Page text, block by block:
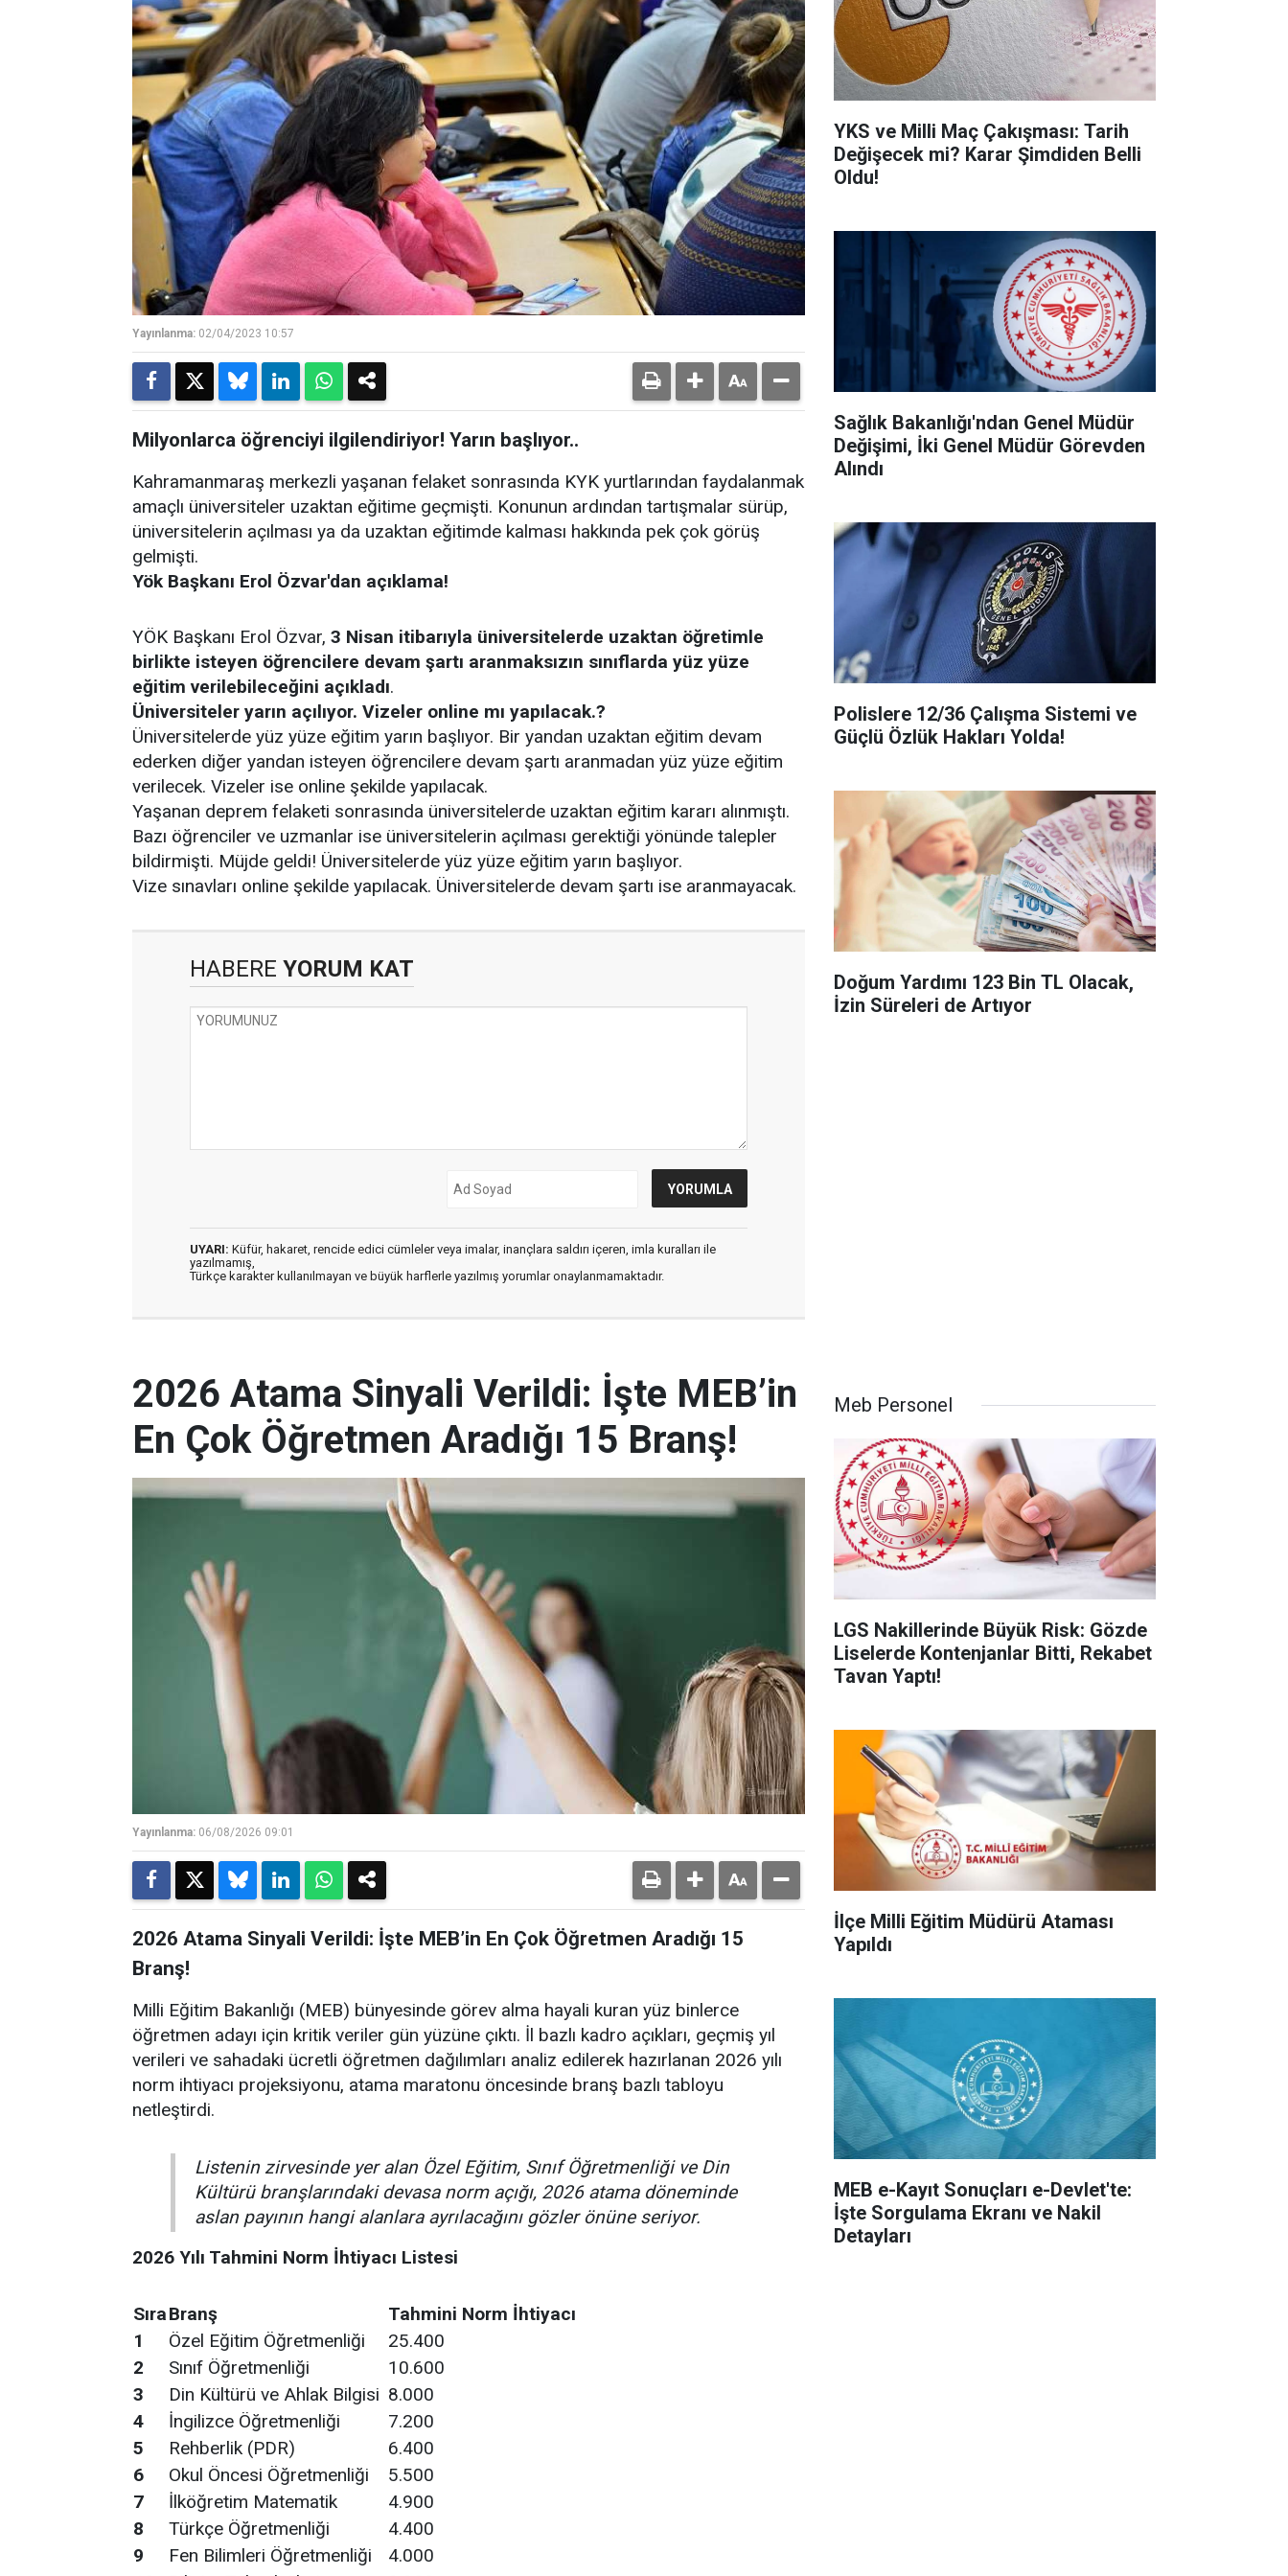
Yayınlanma: 02/04/2023 10:57
Milyonlarca öğrenciyi ilgilendiriyor! Yarın başlıyor..
Kahramanmaraş merkezli yaşanan felaket sonrasında KYK yurtlarından faydalanmak
amaçlı üniversiteler uzaktan eğitime geçmişti. Konunun ardından tartışmalar sürüp,
üniversitelerin açılması ya da uzaktan eğitimde kalması hakkında pek çok görüş
gelmişti.
Yök Başkanı Erol Özvar'dan açıklama!
YÖK Başkanı Erol Özvar, 3 Nisan itibarıyla üniversitelerde uzaktan öğretimle
birlikte isteyen öğrencilere devam şartı aranmaksızın sınıflarda yüz yüze
eğitim verilebileceğini açıkladı.
Üniversiteler yarın açılıyor. Vizeler online mı yapılacak.?
Üniversitelerde yüz yüze eğitim yarın başlıyor. Bir yandan uzaktan eğitim devam
ederken diğer yandan isteyen öğrencilere devam şartı aranmadan yüz yüze eğitim
verilecek. Vizeler ise online şekilde yapılacak.
Yaşanan deprem felaketi sonrasında üniversitelerde uzaktan eğitim kararı alınmıştı.
Bazı öğrenciler ve uzmanlar ise üniversitelerin açılması gerektiği yönünde talepler
bildirmişti. Müjde geldi! Üniversitelerde yüz yüze eğitim yarın başlıyor.
Vize sınavları online şekilde yapılacak. Üniversitelerde devam şartı ise aranmayacak.
HABERE YORUM KAT
UYARI: Küfür, hakaret, rencide edici cümleler veya imalar, inançlara saldırı içeren, imla kuralları ile
yazılmamış,
Türkçe karakter kullanılmayan ve büyük harflerle yazılmış yorumlar onaylanmamaktadır.
YKS ve Milli Maç Çakışması: Tarih
Değişecek mi? Karar Şimdiden Belli
Oldu!
Sağlık Bakanlığı'ndan Genel Müdür
Değişimi, İki Genel Müdür Görevden
Alındı
Polislere 12/36 Çalışma Sistemi ve
Güçlü Özlük Hakları Yolda!
Doğum Yardımı 123 Bin TL Olacak,
İzin Süreleri de Artıyor
2026 Atama Sinyali Verildi: İşte MEB’in
En Çok Öğretmen Aradığı 15 Branş!
Yayınlanma: 06/08/2026 09:01
2026 Atama Sinyali Verildi: İşte MEB’in En Çok Öğretmen Aradığı 15
Branş!
Milli Eğitim Bakanlığı (MEB) bünyesinde görev alma hayali kuran yüz binlerce
öğretmen adayı için kritik veriler gün yüzüne çıktı. İl bazlı kadro açıkları, geçmiş yıl
verileri ve sahadaki ücretli öğretmen dağılımları analiz edilerek hazırlanan 2026 yılı
norm ihtiyacı projeksiyonu, atama maratonu öncesinde branş bazlı tabloyu
netleştirdi.
Listenin zirvesinde yer alan Özel Eğitim, Sınıf Öğretmenliği ve Din
Kültürü branşlarındaki devasa norm açığı, 2026 atama döneminde
aslan payının hangi alanlara ayrılacağını gözler önüne seriyor.
2026 Yılı Tahmini Norm İhtiyacı Listesi
SıraBranş
Tahmini Norm İhtiyacı
1
Özel Eğitim Öğretmenliği
25.400
2
Sınıf Öğretmenliği
10.600
3
Din Kültürü ve Ahlak Bilgisi 8.000
4
İngilizce Öğretmenliği
7.200
5
Rehberlik (PDR)
6.400
6
Okul Öncesi Öğretmenliği
5.500
7
İlköğretim Matematik
4.900
8
Türkçe Öğretmenliği
4.400
9
Fen Bilimleri Öğretmenliği
4.000
Meb Personel
LGS Nakillerinde Büyük Risk: Gözde
Liselerde Kontenjanlar Bitti, Rekabet
Tavan Yaptı!
İlçe Milli Eğitim Müdürü Ataması
Yapıldı
MEB e-Kayıt Sonuçları e-Devlet'te:
İşte Sorgulama Ekranı ve Nakil
Detayları